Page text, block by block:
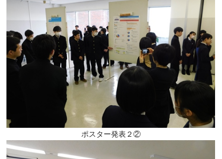
ポスター発表２②